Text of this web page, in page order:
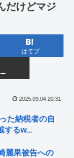
だけどマジ
はてブ
2025.09.04 20:31
た納税者の自
するw...
麗果被告への